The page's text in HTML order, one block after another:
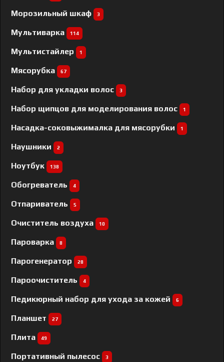
Морозильный шкаф 3
Мультиварка 114
Мультистайлер 1
Мясорубка 67
Набор для укладки волос 3
Набор щипцов для моделирования волос 1
Насадка-соковыжималка для мясорубки 1
Наушники 2
Ноутбук 138
Обогреватель 4
Отпариватель 5
Очиститель воздуха 10
Пароварка 8
Парогенератор 28
Пароочиститель 4
Педикюрный набор для ухода за кожей 6
Планшет 27
Плита 49
Портативный пылесос 3